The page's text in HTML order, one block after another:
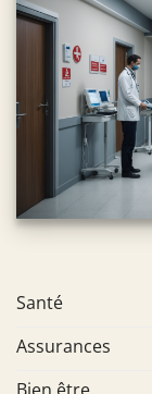
Santé
Assurances